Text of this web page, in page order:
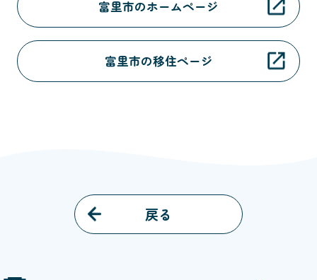
富里市のホームページ
富里市の移住ページ
戻る